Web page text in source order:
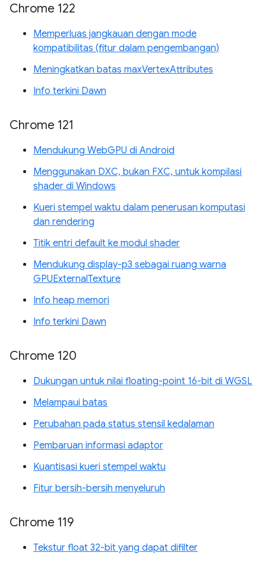
Chrome 122
Memperluas jangkauan dengan mode
kompatibilitas (fitur dalam pengembangan)
Meningkatkan batas maxVertexAttributes
Info terkini Dawn
Chrome 121
Mendukung WebGPU di Android
Menggunakan DXC, bukan FXC, untuk kompilasi
shader di Windows
Kueri stempel waktu dalam penerusan komputasi
dan rendering
Titik entri default ke modul shader
Mendukung display-p3 sebagai ruang warna
GPUExternalTexture
Info heap memori
Info terkini Dawn
Chrome 120
Dukungan untuk nilai floating-point 16-bit di WGSL
Melampaui batas
Perubahan pada status stensil kedalaman
Pembaruan informasi adaptor
Kuantisasi kueri stempel waktu
Fitur bersih-bersih menyeluruh
Chrome 119
Tekstur float 32-bit yang dapat difilter